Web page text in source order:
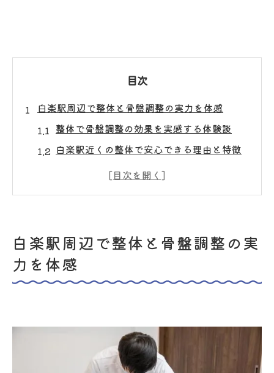
目次
白楽駅周辺で整体と骨盤調整の実力を体感
整体で骨盤調整の効果を実感する体験談
白楽駅近くの整体で安心できる理由と特徴
整体が骨盤の歪みに与えるメリットとは
理由
産後の骨盤を優しく整える整体の秘密
整体で得られる産後の姿勢バランス向上効
産後の整体はいつから受けるのがベストか
白楽駅周辺で整体と骨盤調整の実
力を体感